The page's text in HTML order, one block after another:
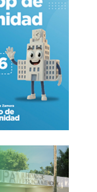
Comercial y
Ministerio
Ciencia e
Aguilar- remarcó
caminos
ingresos y
del